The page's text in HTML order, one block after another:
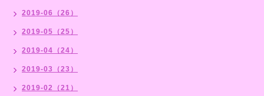
2019-06（26）
2019-05（25）
2019-04（24）
2019-03（23）
2019-02（21）